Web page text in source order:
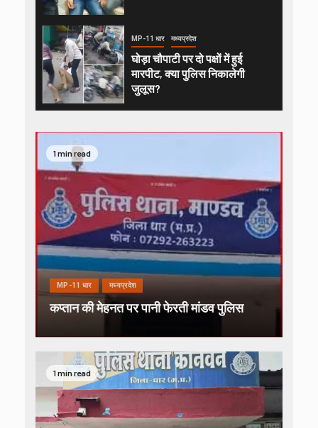
MP-11 धार मध्यप्रदेश
घोड़ा चौपाटी पर दो पक्षों में हुई
मारपीट, क्या पुलिस निकालेगी
जुलूस?
1 min read
MP-11 धार मध्यप्रदेश
कप्तान की मेहनत पर पानी फेरती मांडव पुलिस
1 min read